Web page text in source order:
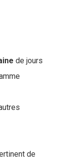
de jours
de